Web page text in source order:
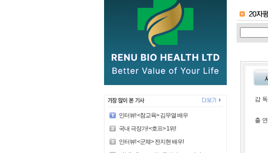
인터뷰! <참교육> 김무열 배우
국내 극장가! <호프> 1위!
인터뷰! <군체> 전지현 배우!
감
출